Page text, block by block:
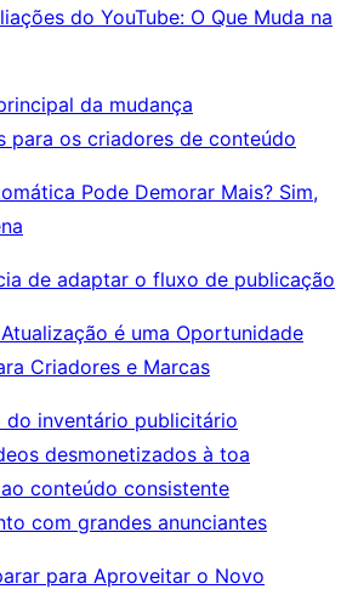
do YouTube: O Que Muda na
da mudança
para os criadores de conteúdo
Pode Demorar Mais? Sim,
de adaptar o fluxo de publicação
é uma Oportunidade
Criadores e Marcas
do inventário publicitário
desmonetizados à toa
conteúdo consistente
com grandes anunciantes
para Aproveitar o Novo